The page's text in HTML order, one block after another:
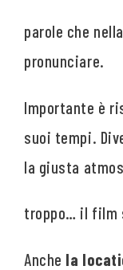
parole che
pronunciare.
Importante è
suoi tempi.
la giusta
troppo… il film
Anche la